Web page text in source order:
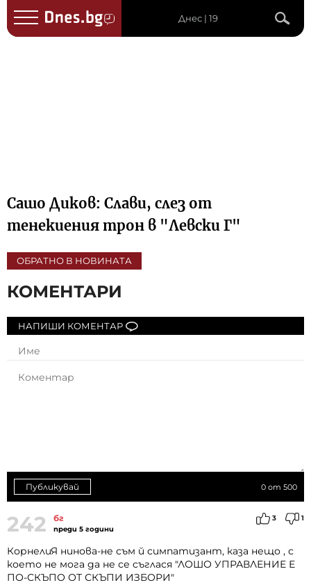
Днес | 19
Сашо Диков: Слави, слез от
тенекиения трон в "Левски Г"
ОБРАТНО В НОВИНАТА
КОМЕНТАРИ
НАПИШИ КОМЕНТАР
0 от 500
Публикувай
242 бг
преди 5 години
3 1
КорнелиЯ нинова-не съм й симпатизант, каза нещо , с
което не мога да не се съглася "ЛОШО УПРАВЛЕНИЕ Е
ПО-СКЪПО ОТ СКЪПИ ИЗБОРИ"